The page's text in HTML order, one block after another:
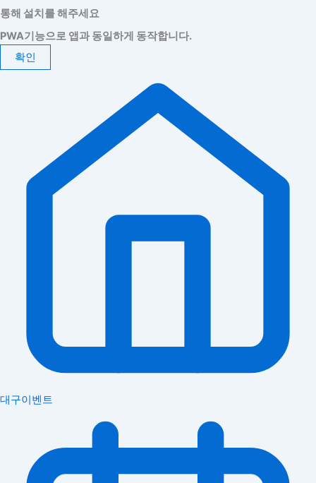
통해 설치를 해주세요
PWA기능으로 앱과 동일하게 동작합니다.
확인
대구이벤트